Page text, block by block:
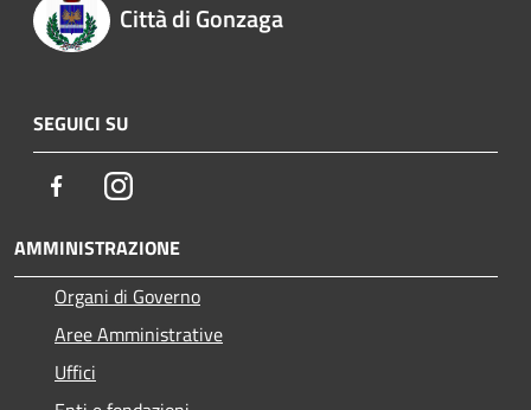
Città di Gonzaga
SEGUICI SU
FacebookInstagram
AMMINISTRAZIONE
Organi di Governo
Aree Amministrative
Uffici